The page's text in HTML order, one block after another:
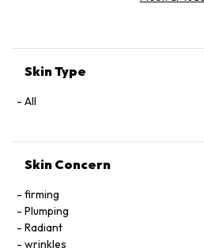
Geraniol, Citronellol, Limonene.
Skin Type
All
Skin Concern
firming
Plumping
Radiant
wrinkles